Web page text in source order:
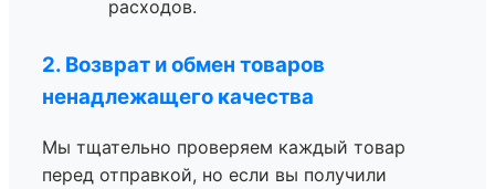
расходов.
2. Возврат и обмен товаров
ненадлежащего качества
Мы тщательно проверяем каждый товар
перед отправкой, но если вы получили